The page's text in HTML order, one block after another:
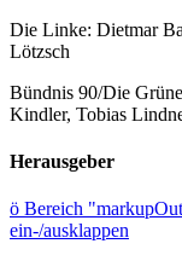
Die Linke: Dietmar
Lötzsch
Bündnis 90/Die
Kindler, Tobias
Herausgeber
ö Bereich
ein-/ausklappen